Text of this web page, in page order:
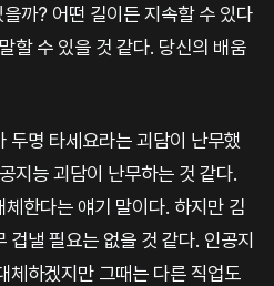
까? 어떤 길이든 지속할 수 있다
할 수 있을 것 같다. 당신의 배움
두명 타세요라는 괴담이 난무했
지능 괴담이 난무하는 것 같다.
한다는 얘기 말이다. 하지만 김
겁낼 필요는 없을 것 같다. 인공지
체하겠지만 그때는 다른 직업도